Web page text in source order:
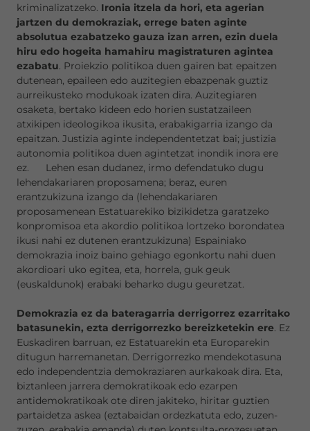
kriminalizatzeko. Ironia itzela da hori, eta agerian
jartzen du demokraziak, errege baten aginte
absolutua ezabatzeko gauza izan arren, ezin duela
hiru edo hogeita hamahiru magistraturen agintea
ezabatu. Proiekzio politikoa duen gairen bat epaitzen
dutenean, epaileen edo auzitegien ebazpenak guztiz
aurreikusteko modukoak izaten dira. Auzitegiaren
osaketa, bertako kideen edo horien sustatzaileen
atxikipen ideologikoa ikusita, erabakigarria izango da
epaitzan. Justizia aginte independentetzat bai; justizia
autonomia politikoa duen agintetzat inondik inora ere
ez. Lehen esan dudanez, irmo defendatuko dugu
lehendakariaren proposamena; beraz, euren
erantzukizuna izango da (lehendakariaren
proposamenean Estatuarekiko bizikidetza garatzeko
konpromisoa eta akordio politikoa lortzeko borondatea
ikusi nahi ez dutenen erantzukizuna) Espainiako
demokrazia inoiz baino gehiago egonkortu nahi duen
akordioari uko egitea, eta, horrela, guk geuk
(euskaldunok) erabaki beharko dugu geuretzat.
Demokrazia ez da bateragarria derrigorrez ezarritako
batasunekin, ezta derrigorrezko bereizketekin ere. Ez
Euskadiren barruan, ez Estatuarekin eta Europarekin
ditugun harremanetan. Derrigorrezko mendekotasuna
edo independentzia demokraziaren aurkakoak dira. Eta,
biztanleen jarrera demokratikoak edo ezarpen
antidemokratikoak ote diren jakiteko, hiritar guztien
partaidetza askea (eztabaidan ordezkatuta edo, zuzen-